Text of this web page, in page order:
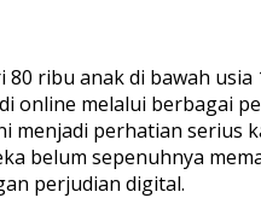
80 ribu anak di bawah usia
online melalui berbagai
menjadi perhatian serius
belum sepenuhnya
perjudian digital.